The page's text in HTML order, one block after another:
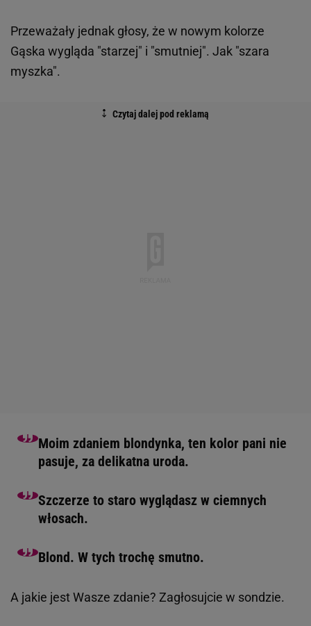
Przeważały jednak głosy, że w nowym kolorze
Gąska wygląda "starzej" i "smutniej". Jak "szara
myszka".
Moim zdaniem blondynka, ten kolor pani nie
pasuje, za delikatna uroda.
Szczerze to staro wyglądasz w ciemnych
włosach.
Blond. W tych trochę smutno.
A jakie jest Wasze zdanie? Zagłosujcie w sondzie.